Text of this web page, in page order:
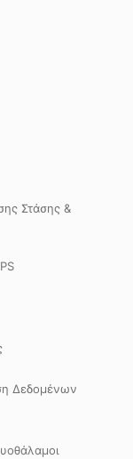
Στάσης &
Δεδομένων